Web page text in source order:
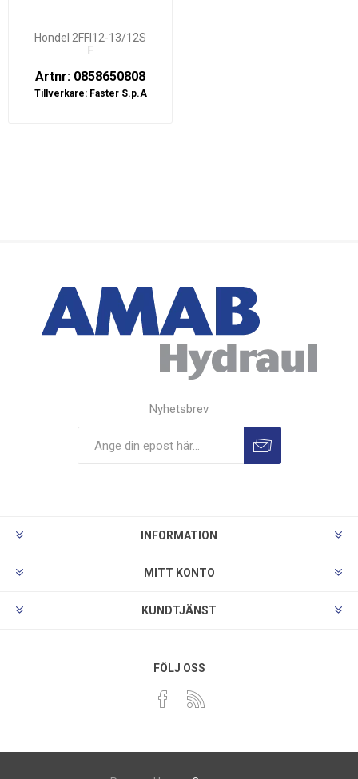
Hondel 2FFI12-13/12S
F
Artnr: 0858650808
Tillverkare: Faster S.p.A
Nyhetsbrev
INFORMATION
MITT KONTO
KUNDTJÄNST
FÖLJ OSS